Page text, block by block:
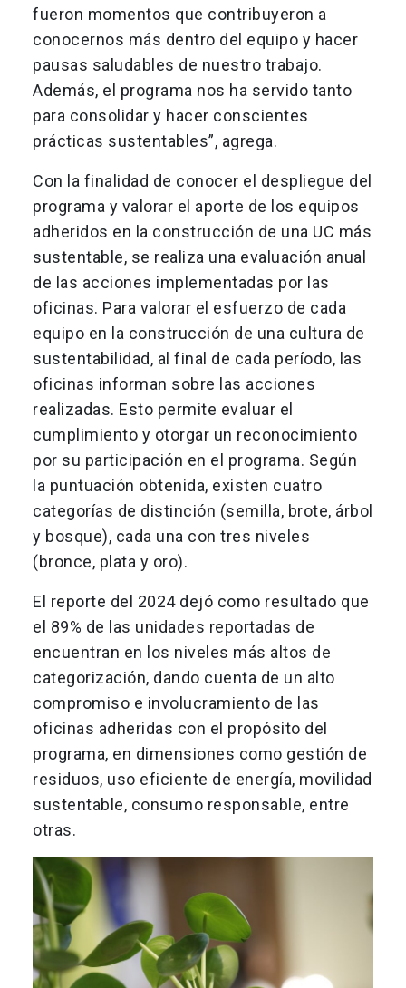
fueron momentos que contribuyeron a
conocernos más dentro del equipo y hacer
pausas saludables de nuestro trabajo.
Además, el programa nos ha servido tanto
para consolidar y hacer conscientes
prácticas sustentables”, agrega.
Con la finalidad de conocer el despliegue del
programa y valorar el aporte de los equipos
adheridos en la construcción de una UC más
sustentable, se realiza una evaluación anual
de las acciones implementadas por las
oficinas. Para valorar el esfuerzo de cada
equipo en la construcción de una cultura de
sustentabilidad, al final de cada período, las
oficinas informan sobre las acciones
realizadas. Esto permite evaluar el
cumplimiento y otorgar un reconocimiento
por su participación en el programa. Según
la puntuación obtenida, existen cuatro
categorías de distinción (semilla, brote, árbol
y bosque), cada una con tres niveles
(bronce, plata y oro).
El reporte del 2024 dejó como resultado que
el 89% de las unidades reportadas de
encuentran en los niveles más altos de
categorización, dando cuenta de un alto
compromiso e involucramiento de las
oficinas adheridas con el propósito del
programa, en dimensiones como gestión de
residuos, uso eficiente de energía, movilidad
sustentable, consumo responsable, entre
otras.